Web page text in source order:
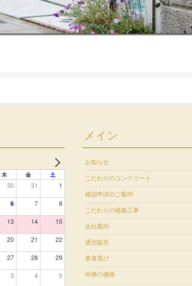
木 金 土
30 31 1
6 7 8
13 14 15
20 21 22
27 28 29
3 4 5
メイン
お知らせ
こだわりのコンクリート
確認申請のご案内
こだわりの植栽工事
会社案内
通信販売
業者選び
外構の価格